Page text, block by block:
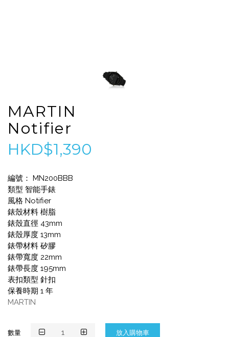
MARTIN
Notifier
HKD$1,390
編號： MN200BBB
類型 智能手錶
風格 Notifier
錶殼材料 樹脂
錶殼直徑 43mm
錶殼厚度 13mm
錶帶材料 矽膠
錶帶寬度 22mm
錶帶長度 195mm
表扣類型 針扣
保養時期 1 年
MARTIN
數量